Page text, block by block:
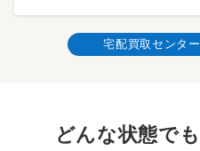
宅配買取センタ
どんな状態で